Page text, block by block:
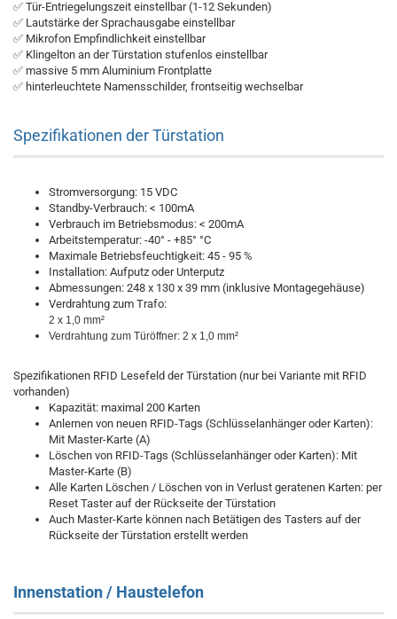
✅ Tür-Entriegelungszeit einstellbar (1-12 Sekunden)
✅ Lautstärke der Sprachausgabe einstellbar
✅ Mikrofon Empfindlichkeit einstellbar
✅ Klingelton an der Türstation stufenlos einstellbar
✅ massive 5 mm Aluminium Frontplatte
✅ hinterleuchtete Namensschilder, frontseitig wechselbar
Spezifikationen der Türstation
Stromversorgung: 15 VDC
Standby-Verbrauch: < 100mA
Verbrauch im Betriebsmodus: < 200mA
Arbeitstemperatur: -40° - +85° °C
Maximale Betriebsfeuchtigkeit: 45 - 95 %
Installation: Aufputz oder Unterputz
Abmessungen: 248 x 130 x 39 mm (inklusive Montagegehäuse)
Verdrahtung zum Trafo:
2 x 1,0 mm²
Verdrahtung zum Türöffner: 2 x 1,0 mm²
Spezifikationen RFID Lesefeld der Türstation (nur bei Variante mit RFID
vorhanden)
Kapazität: maximal 200 Karten
Anlernen von neuen RFID-Tags (Schlüsselanhänger oder Karten):
Mit Master-Karte (A)
Löschen von RFID-Tags (Schlüsselanhänger oder Karten): Mit
Master-Karte (B)
Alle Karten Löschen / Löschen von in Verlust geratenen Karten: per
Reset Taster auf der Rückseite der Türstation
Auch Master-Karte können nach Betätigen des Tasters auf der
Rückseite der Türstation erstellt werden
Innenstation / Haustelefon